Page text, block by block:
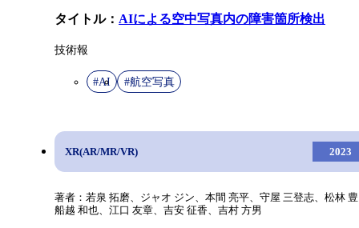
タイトル： AIによる空中写真内の障害箇所検出
技術報
#AI #航空写真
XR(AR/MR/VR) 2023
著者：若泉 拓磨、ジャオ ジン、本間 亮平、守屋 三登志、松林
船越 和也、江口 友章、吉安 征香、吉村 方男